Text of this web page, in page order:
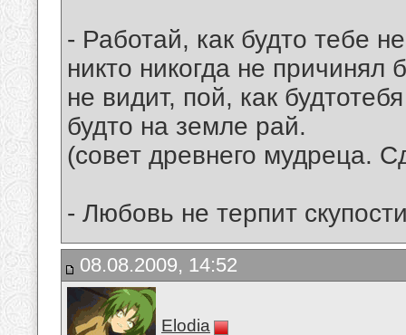
- Работай, как будто тебе
никто никогда не причинял
не видит, пой, как
будто на земле рай.
(совет древнего мудреца.
- Любовь не терпит
08.08.2009, 14:52
Elodia